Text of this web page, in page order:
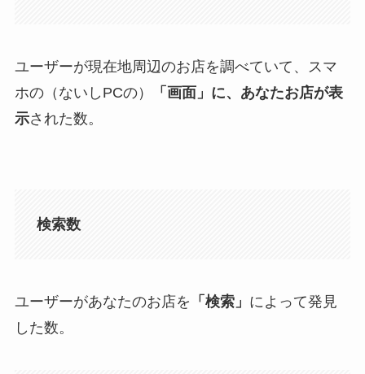
ユーザーが現在地周辺のお店を調べていて、スマ
ホの（ないしPCの）
「画面」に、あなたお店が表
示された数。
検索数
ユーザーがあなたのお店を 「検索」 によって発見
した数。